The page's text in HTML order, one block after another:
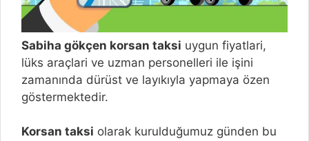
Sabiha gökçen korsan taksi uygun fiyatlari,
lüks araçlari ve uzman personelleri ile işini
zamanında dürüst ve layıkıyla yapmaya özen
göstermektedir.
Korsan taksi olarak kurulduğumuz günden bu